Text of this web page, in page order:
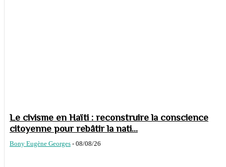
Le civisme en Haïti : reconstruire la conscience
citoyenne pour rebâtir la nati...
Bony Eugène Georges - 08/08/26